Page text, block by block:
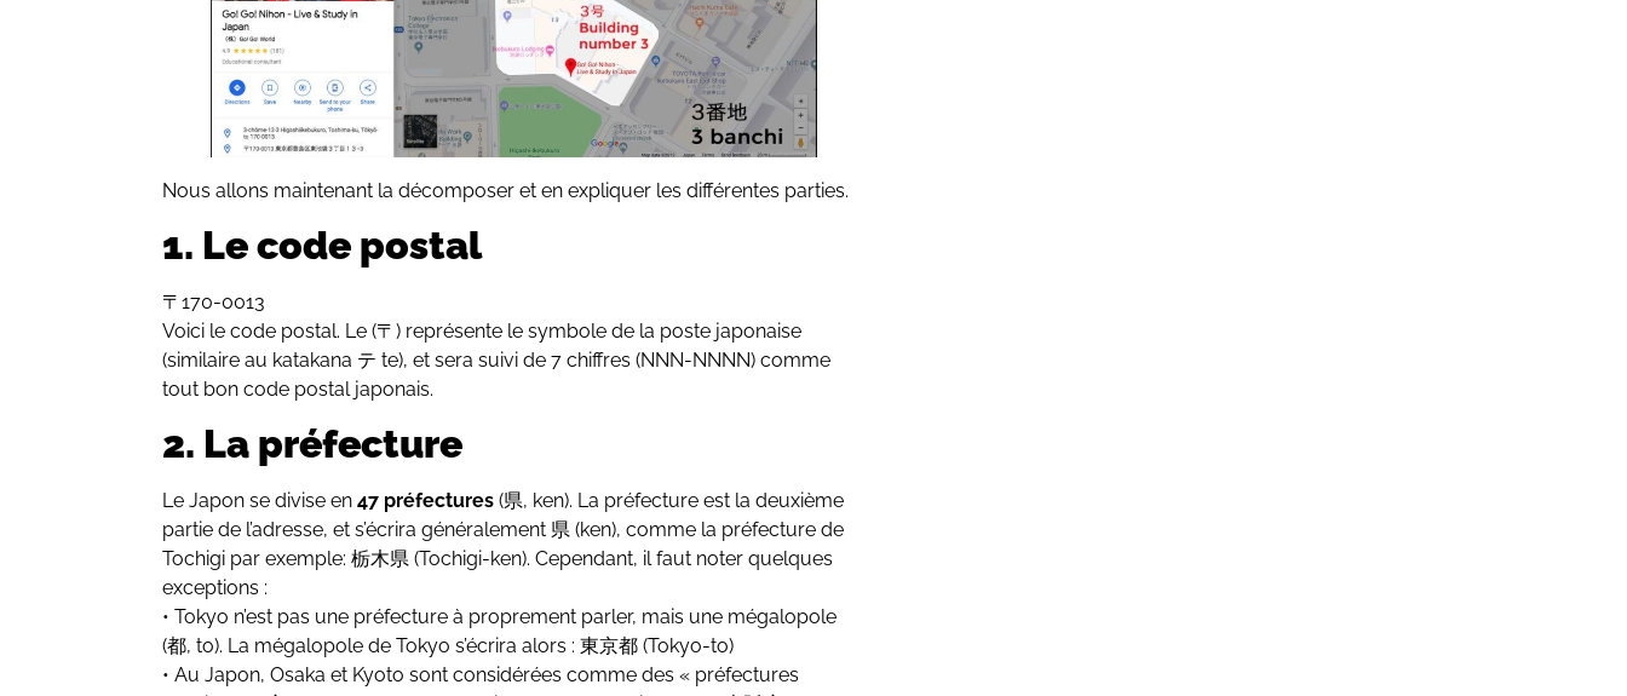
Nous allons maintenant la décomposer et en expliquer les différentes parties.
1. Le code postal
〒170-0013
Voici le code postal. Le (〒) représente le symbole de la poste japonaise
(similaire au katakana テ te), et sera suivi de 7 chiffres (NNN-NNNN) comme
tout bon code postal japonais.
2. La préfecture
Le Japon se divise en47 préfectures (県, ken). La préfecture est la deuxième
partie de l’adresse, et s’écrira généralement 県 (ken), comme la préfecture de
Tochigi par exemple: 栃木県 (Tochigi-ken). Cependant, il faut noter quelques
exceptions :
• Tokyo n’est pas une préfecture à proprement parler, mais une mégalopole
(都, to). La mégalopole de Tokyo s’écrira alors : 東京都 (Tokyo-to)
• Au Japon, Osaka et Kyoto sont considérées comme des « préfectures